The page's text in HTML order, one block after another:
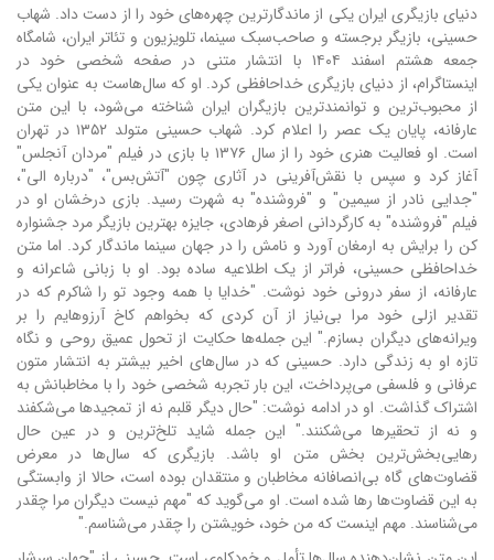
دنیای بازیگری ایران یکی از ماندگارترین چهره‌های خود را از دست داد. شهاب
حسینی، بازیگر برجسته و صاحب‌سبک سینما، تلویزیون و تئاتر ایران، شامگاه
جمعه هشتم اسفند ۱۴۰۴ با انتشار متنی در صفحه شخصی خود در
اینستاگرام، از دنیای بازیگری خداحافظی کرد. او که سال‌هاست به عنوان یکی
از محبوب‌ترین و توانمندترین بازیگران ایران شناخته می‌شود، با این متن
عارفانه، پایان یک عصر را اعلام کرد. شهاب حسینی متولد ۱۳۵۲ در تهران
است. او فعالیت هنری خود را از سال ۱۳۷۶ با بازی در فیلم "مردان آنجلس"
آغاز کرد و سپس با نقش‌آفرینی در آثاری چون "آتش‌بس"، "درباره الی"،
"جدایی نادر از سیمین" و "فروشنده" به شهرت رسید. بازی درخشان او در
فیلم "فروشنده" به کارگردانی اصغر فرهادی، جایزه بهترین بازیگر مرد جشنواره
کن را برایش به ارمغان آورد و نامش را در جهان سینما ماندگار کرد. اما متن
خداحافظی حسینی، فراتر از یک اطلاعیه ساده بود. او با زبانی شاعرانه و
عارفانه، از سفر درونی خود نوشت. "خدایا با همه وجود تو را شاکرم که در
تقدیر ازلی خود مرا بی‌نیاز از آن کردی که بخواهم کاخ آرزوهایم را بر
ویرانه‌های دیگران بسازم." این جمله‌ها حکایت از تحول عمیق روحی و نگاه
تازه او به زندگی دارد. حسینی که در سال‌های اخیر بیشتر به انتشار متون
عرفانی و فلسفی می‌پرداخت، این بار تجربه شخصی خود را با مخاطبانش به
اشتراک گذاشت. او در ادامه نوشت: "حال دیگر قلبم نه از تمجیدها می‌شکفند
و نه از تحقیرها می‌شکنند." این جمله شاید تلخ‌ترین و در عین حال
رهایی‌بخش‌ترین بخش متن او باشد. بازیگری که سال‌ها در معرض
قضاوت‌های گاه بی‌انصافانه مخاطبان و منتقدان بوده است، حالا از وابستگی
به این قضاوت‌ها رها شده است. او می‌گوید که "مهم نیست دیگران مرا چقدر
می‌شناسند. مهم اینست که من خود، خویشتن را چقدر می‌شناسم."